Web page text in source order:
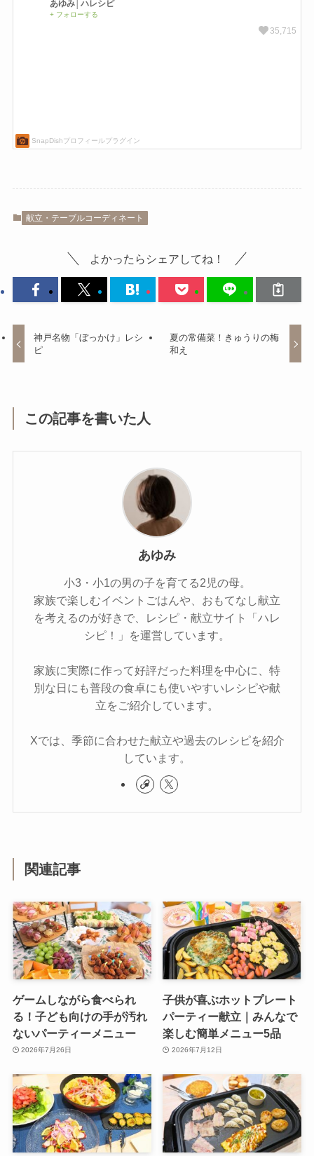
献立・テーブルコーディネート
よかったらシェアしてね！
神戸名物「ぼっかけ」レシ
ピ
夏の常備菜！きゅうりの梅
和え
この記事を書いた人
あゆみ
小3・小1の男の子を育てる2児の母。
家族で楽しむイベントごはんや、おもてなし献立
を考えるのが好きで、レシピ・献立サイト「ハレ
シピ！」を運営しています。
家族に実際に作って好評だった料理を中心に、特
別な日にも普段の食卓にも使いやすいレシピや献
立をご紹介しています。
Xでは、季節に合わせた献立や過去のレシピを紹介
しています。
関連記事
ゲームしながら食べられ
る！子ども向けの手が汚れ
ないパーティーメニュー
2026年7月26日
子供が喜ぶホットプレート
パーティー献立｜みんなで
楽しむ簡単メニュー5品
2026年7月12日